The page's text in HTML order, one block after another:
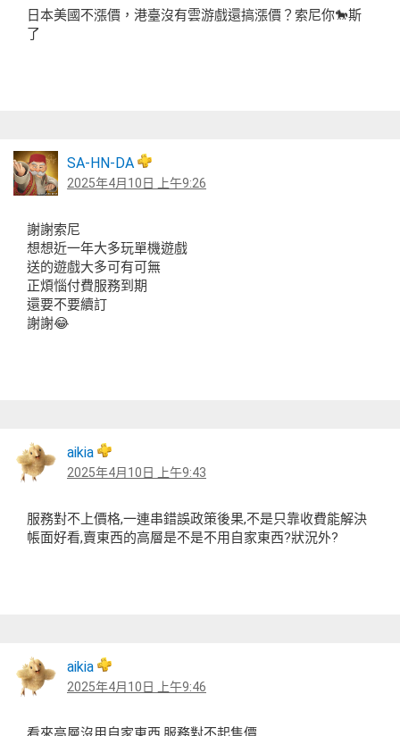
日本美國不漲價，港臺沒有雲游戲還搞漲價？索尼你🐎斯
了
SA-HN-DA
2025年4月10日 上午9:26
謝謝索尼
想想近一年大多玩單機遊戲
送的遊戲大多可有可無
正煩惱付費服務到期
還要不要續訂
謝謝😂
aikia
2025年4月10日 上午9:43
服務對不上價格,一連串錯誤政策後果,不是只靠收費能解決
帳面好看,賣東西的高層是不是不用自家東西?狀況外?
aikia
2025年4月10日 上午9:46